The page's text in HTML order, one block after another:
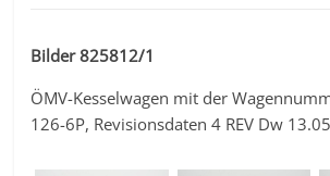
Bilder 825812/1
ÖMV-Kesselwagen mit der
126-6P, Revisionsdaten 4 REV Dw